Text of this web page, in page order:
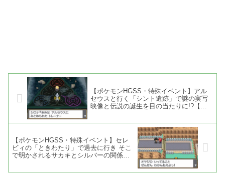
【ポケモンHGSS・特殊イベント】アル
セウスと行く「シント遺跡」で謎の実写
映像と伝説の誕生を目の当たりに!?【第
【ポケモンHGSS・特殊イベント】セレ
ビィの「ときわたり」で過去に行き そこ
で明かされるサカキとシルバーの関係性